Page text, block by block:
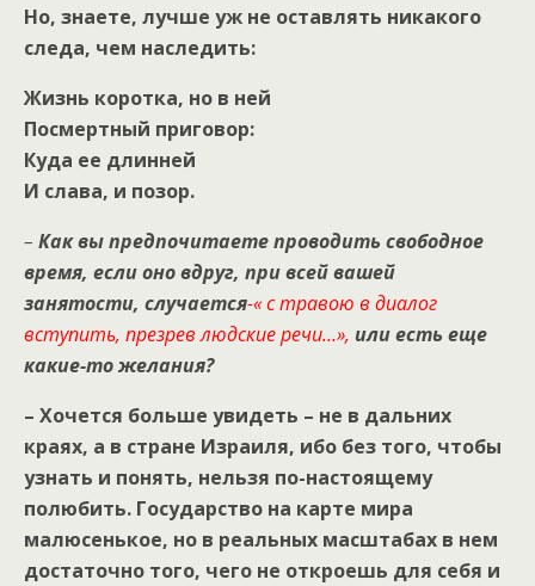
Но, знаете, лучше уж не оставлять никакого
следа, чем наследить:
Жизнь коротка, но в ней
Посмертный приговор:
Куда ее длинней
И слава, и позор.
– Как вы предпочитаете проводить свободное
время, если оно вдруг, при всей вашей
занятости, случается-« с травою в диалог
вступить, презрев людские речи…», или есть еще
какие-то желания?
– Хочется больше увидеть – не в дальних
краях, а в стране Израиля, ибо без того, чтобы
узнать и понять, нельзя по-настоящему
полюбить. Государство на карте мира
малюсенькое, но в реальных масштабах в нем
достаточно того, чего не откроешь для себя и